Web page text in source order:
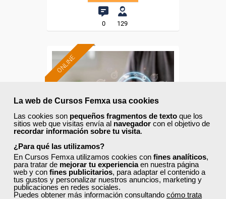
La web de Cursos Femxa usa cookies
Las cookies son pequeños fragmentos de texto que los
sitios web que visitas envía al navegador con el objetivo de
recordar información sobre tu visita.
¿Para qué las utilizamos?
En Cursos Femxa utilizamos cookies con fines analíticos,
para tratar de mejorar tu experienciaen nuestra página
web y con fines publicitarios, para adaptar el contenido a
tus gustos y personalizar nuestros anuncios, marketing y
publicaciones en redes sociales.
Puedes obtener más información consultando cómo trata
0 129
ONLINE
Formación 100%
trabajadores y autónomos
de Madrid.
Para todos los sectores.
Cursos Femxa